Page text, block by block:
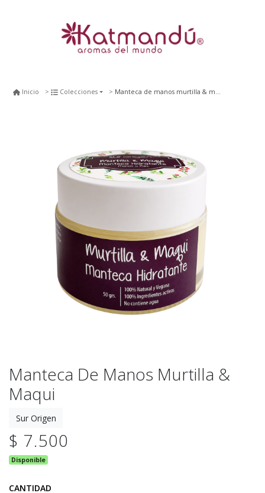
Inicio Colecciones Manteca de manos murtilla & maqui
Manteca De Manos Murtilla &
Maqui
Sur Origen
$ 7.500
Disponible
CANTIDAD